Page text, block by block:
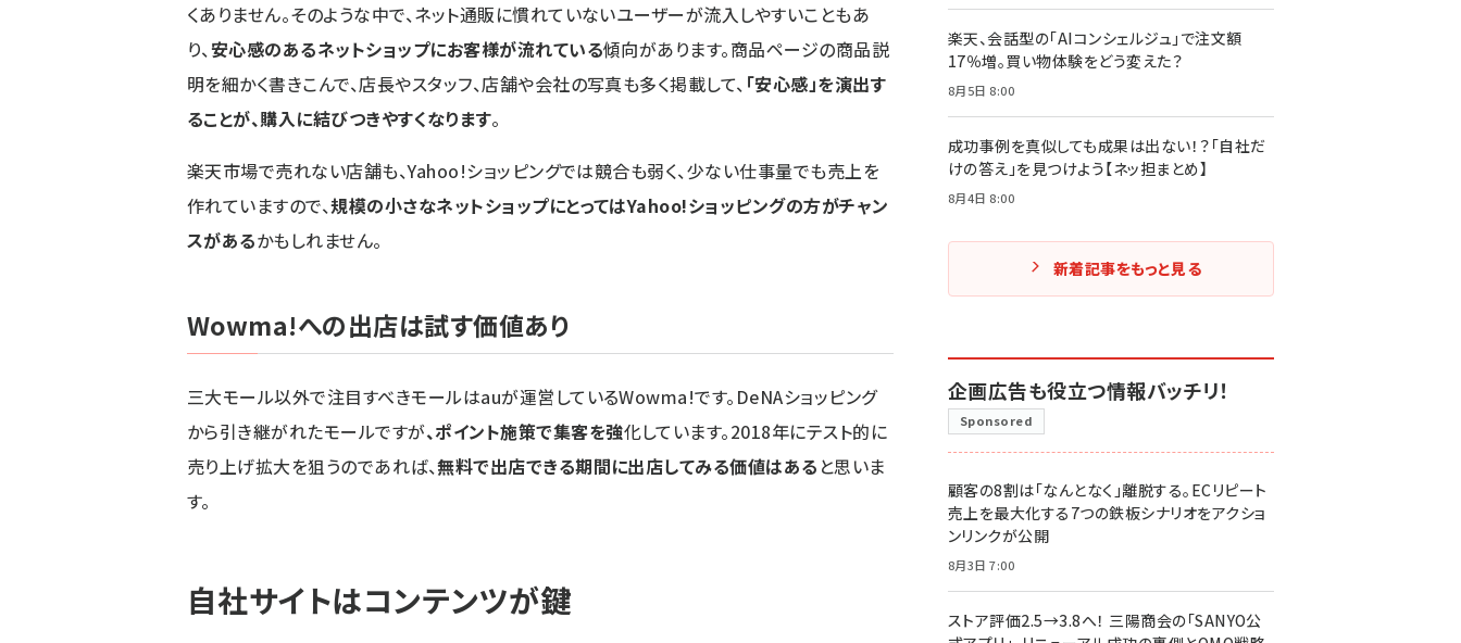
くありません。そのような中で、ネット通販に慣れていないユーザーが流入しやすいこともあ
り、安心感のあるネットショップにお客様が流れている傾向があります。商品ページの商品説
明を細かく書きこんで、店長やスタッフ、店舗や会社の写真も多く掲載して、 「安心感」を演出す
ることが、購入に結びつきやすくなります。
楽天市場で売れない店舗も、Yahoo!ショッピングでは競合も弱く、少ない仕事量でも売上を
作れていますので、規模の小さなネットショップにとってはYahoo!ショッピングの方がチャン
スがあるかもしれません。
Wowma!への出店は試す価値あり
三大モール以外で注目すべきモールはauが運営しているWowma!です。DeNAショッピング
から引き継がれたモールですが、ポイント施策で集客を強化しています。2018年にテスト的に
売り上げ拡大を狙うのであれば、無料で出店できる期間に出店してみる価値はある と思いま
す。
自社サイトはコンテンツが鍵
楽天、会話型の「AIコンシェルジュ」で注文額
17％増。買い物体験をどう変えた？
8月5日 8:00
成功事例を真似しても成果は出ない！？「自社だ
けの答え」を見つけよう【ネッ担まとめ】
8月4日 8:00
新着記事をもっと見る
企画広告も役立つ情報バッチリ！
Sponsored
顧客の8割は「なんとなく」離脱する。ECリピート
売上を最大化する7つの鉄板シナリオをアクショ
ンリンクが公開
8月3日 7:00
ストア評価2.5→3.8へ！ 三陽商会の「SANYO公